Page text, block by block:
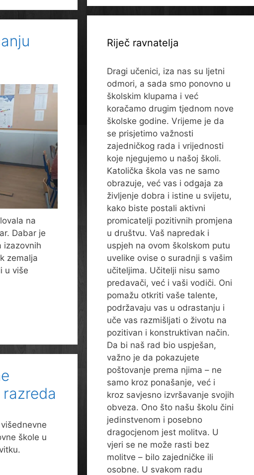
na
Dabar je
izazovnih
zemalja
u više
škole u
Riječ ravnatelja
Dragi učenici, iza nas su ljetni
odmori, a sada smo ponovno u
školskim klupama i već
koračamo drugim tjednom nove
školske godine. Vrijeme je da
se prisjetimo važnosti
zajedničkog rada i vrijednosti
koje njegujemo u našoj školi.
Katolička škola vas ne samo
obrazuje, već vas i odgaja za
življenje dobra i istine u svijetu,
kako biste postali aktivni
promicatelji pozitivnih promjena
u društvu. Vaš napredak i
uspjeh na ovom školskom putu
uvelike ovise o suradnji s vašim
učiteljima. Učitelji nisu samo
predavači, već i vaši vodiči. Oni
pomažu otkriti vaše talente,
podržavaju vas u odrastanju i
uče vas razmišljati o životu na
pozitivan i konstruktivan način.
Da bi naš rad bio uspješan,
važno je da pokazujete
poštovanje prema njima – ne
samo kroz ponašanje, već i
kroz savjesno izvršavanje svojih
obveza. Ono što našu školu čini
jedinstvenom i posebno
dragocjenom jest molitva. U
vjeri se ne može rasti bez
molitve – bilo zajedničke ili
osobne. U svakom radu